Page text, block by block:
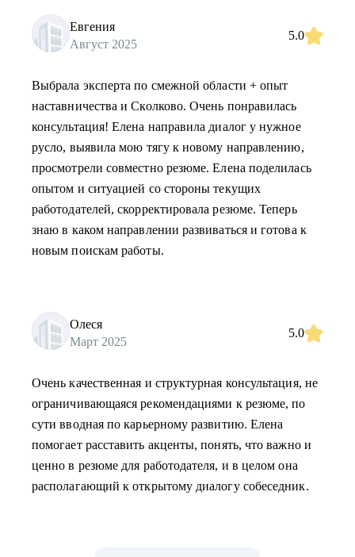
Евгения
Август 2025
5.0
Выбрала эксперта по смежной области + опыт
наставничества и Сколково. Очень понравилась
консультация! Елена направила диалог у нужное
русло, выявила мою тягу к новому направлению,
просмотрели совместно резюме. Елена поделилась
опытом и ситуацией со стороны текущих
работодателей, скорректировала резюме. Теперь
знаю в каком направлении развиваться и готова к
новым поискам работы.
Олеся
Март 2025
5.0
Очень качественная и структурная консультация, не
ограничивающаяся рекомендациями к резюме, по
сути вводная по карьерному развитию. Елена
помогает расставить акценты, понять, что важно и
ценно в резюме для работодателя, и в целом она
располагающий к открытому диалогу собеседник.